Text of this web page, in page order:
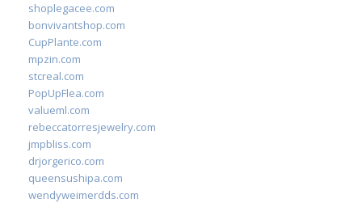
shoplegacee.com
bonvivantshop.com
CupPlante.com
mpzin.com
stcreal.com
PopUpFlea.com
valueml.com
rebeccatorresjewelry.com
jmpbliss.com
drjorgerico.com
queensushipa.com
wendyweimerdds.com